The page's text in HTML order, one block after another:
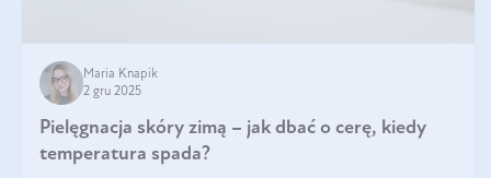
Maria Knapik
2 gru 2025
Pielęgnacja skóry zimą – jak dbać o cerę, kiedy
temperatura spada?